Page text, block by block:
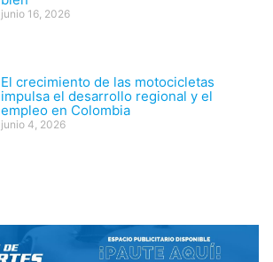
junio 16, 2026
El crecimiento de las motocicletas
impulsa el desarrollo regional y el
empleo en Colombia
junio 4, 2026